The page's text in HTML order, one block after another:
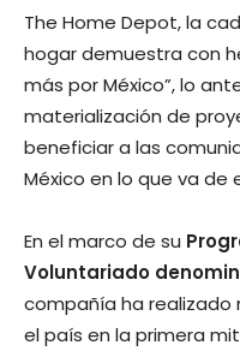
The Home Depot, la
hogar demuestra con
más por México”, lo
materialización de
beneficiar a las
México en lo que va de
En el marco de su
Voluntariado
compañía ha realizado
el país en la primera